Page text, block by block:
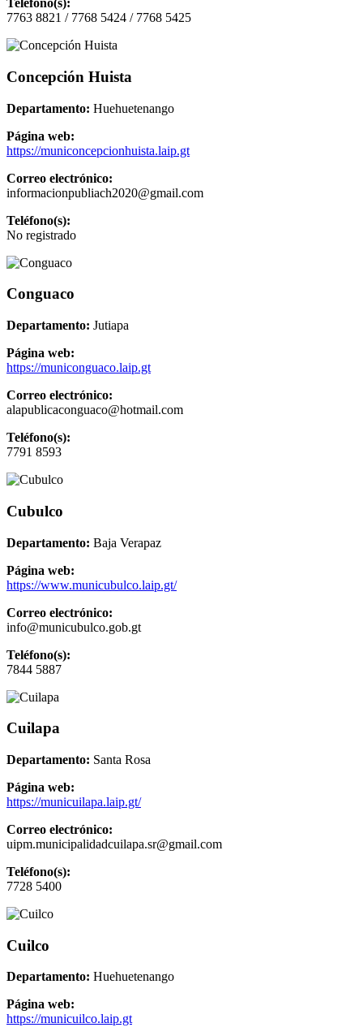
Teléfono(s):
7763 8821 / 7768 5424 / 7768 5425
Concepción Huista
Departamento: Huehuetenango
Página web:
https://municoncepcionhuista.laip.gt
Correo electrónico:
informacionpubliach2020@gmail.com
Teléfono(s):
No registrado
Conguaco
Departamento: Jutiapa
Página web:
https://municonguaco.laip.gt
Correo electrónico:
alapublicaconguaco@hotmail.com
Teléfono(s):
7791 8593
Cubulco
Departamento: Baja Verapaz
Página web:
https://www.municubulco.laip.gt/
Correo electrónico:
info@municubulco.gob.gt
Teléfono(s):
7844 5887
Cuilapa
Departamento: Santa Rosa
Página web:
https://municuilapa.laip.gt/
Correo electrónico:
uipm.municipalidadcuilapa.sr@gmail.com
Teléfono(s):
7728 5400
Cuilco
Departamento: Huehuetenango
Página web:
https://municuilco.laip.gt